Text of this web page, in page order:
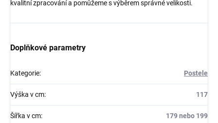
kvalitní zpracování a pomůžeme s výběrem správné velikosti.
Doplňkové parametry
Kategorie: Postele
Výška v cm: 117
Šířka v cm: 179 nebo 199